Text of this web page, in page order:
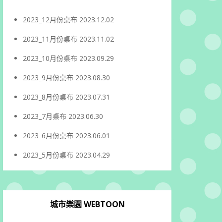
2023_12月份桌布 2023.12.02
2023_11月份桌布 2023.11.02
2023_10月份桌布 2023.09.29
2023_9月份桌布 2023.08.30
2023_8月份桌布 2023.07.31
2023_7月桌布 2023.06.30
2023_6月份桌布 2023.06.01
2023_5月份桌布 2023.04.29
城市樂園 WEBTOON